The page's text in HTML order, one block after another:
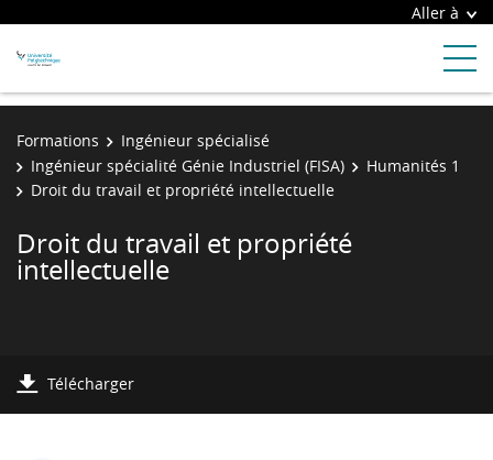
Aller à
Formations
Ingénieur spécialisé
Ingénieur spécialité Génie Industriel (FISA)
Humanités 1
Droit du travail et propriété intellectuelle
Droit du travail et propriété
intellectuelle
Télécharger